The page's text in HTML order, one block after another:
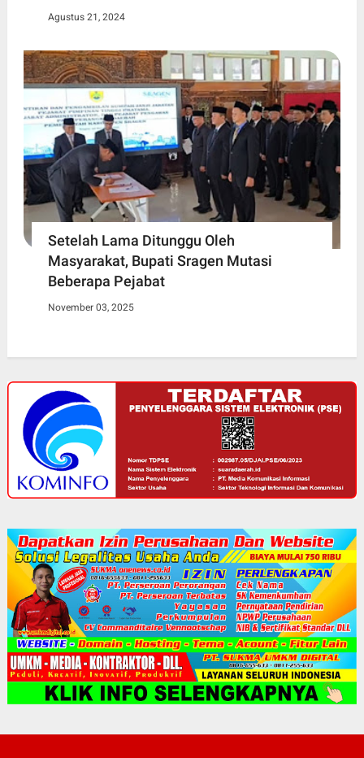
Agustus 21, 2024
Setelah Lama Ditunggu Oleh
Masyarakat, Bupati Sragen Mutasi
Beberapa Pejabat
November 03, 2025